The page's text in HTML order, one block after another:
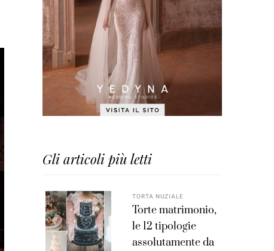
Gli articoli più letti
TORTA NUZIALE
Torte matrimonio,
le 12 tipologie
assolutamente da